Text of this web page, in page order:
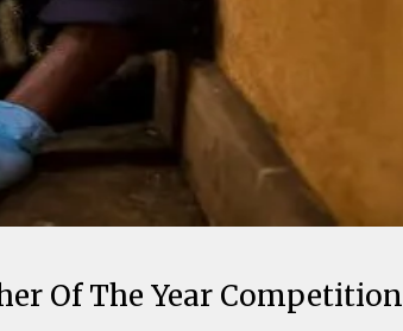
Of The Year Competition